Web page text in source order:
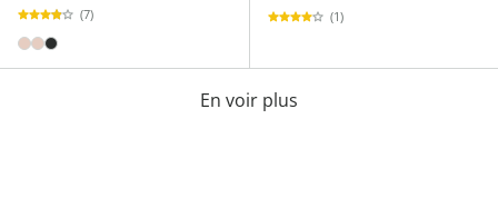
(7) (1)
En voir plus